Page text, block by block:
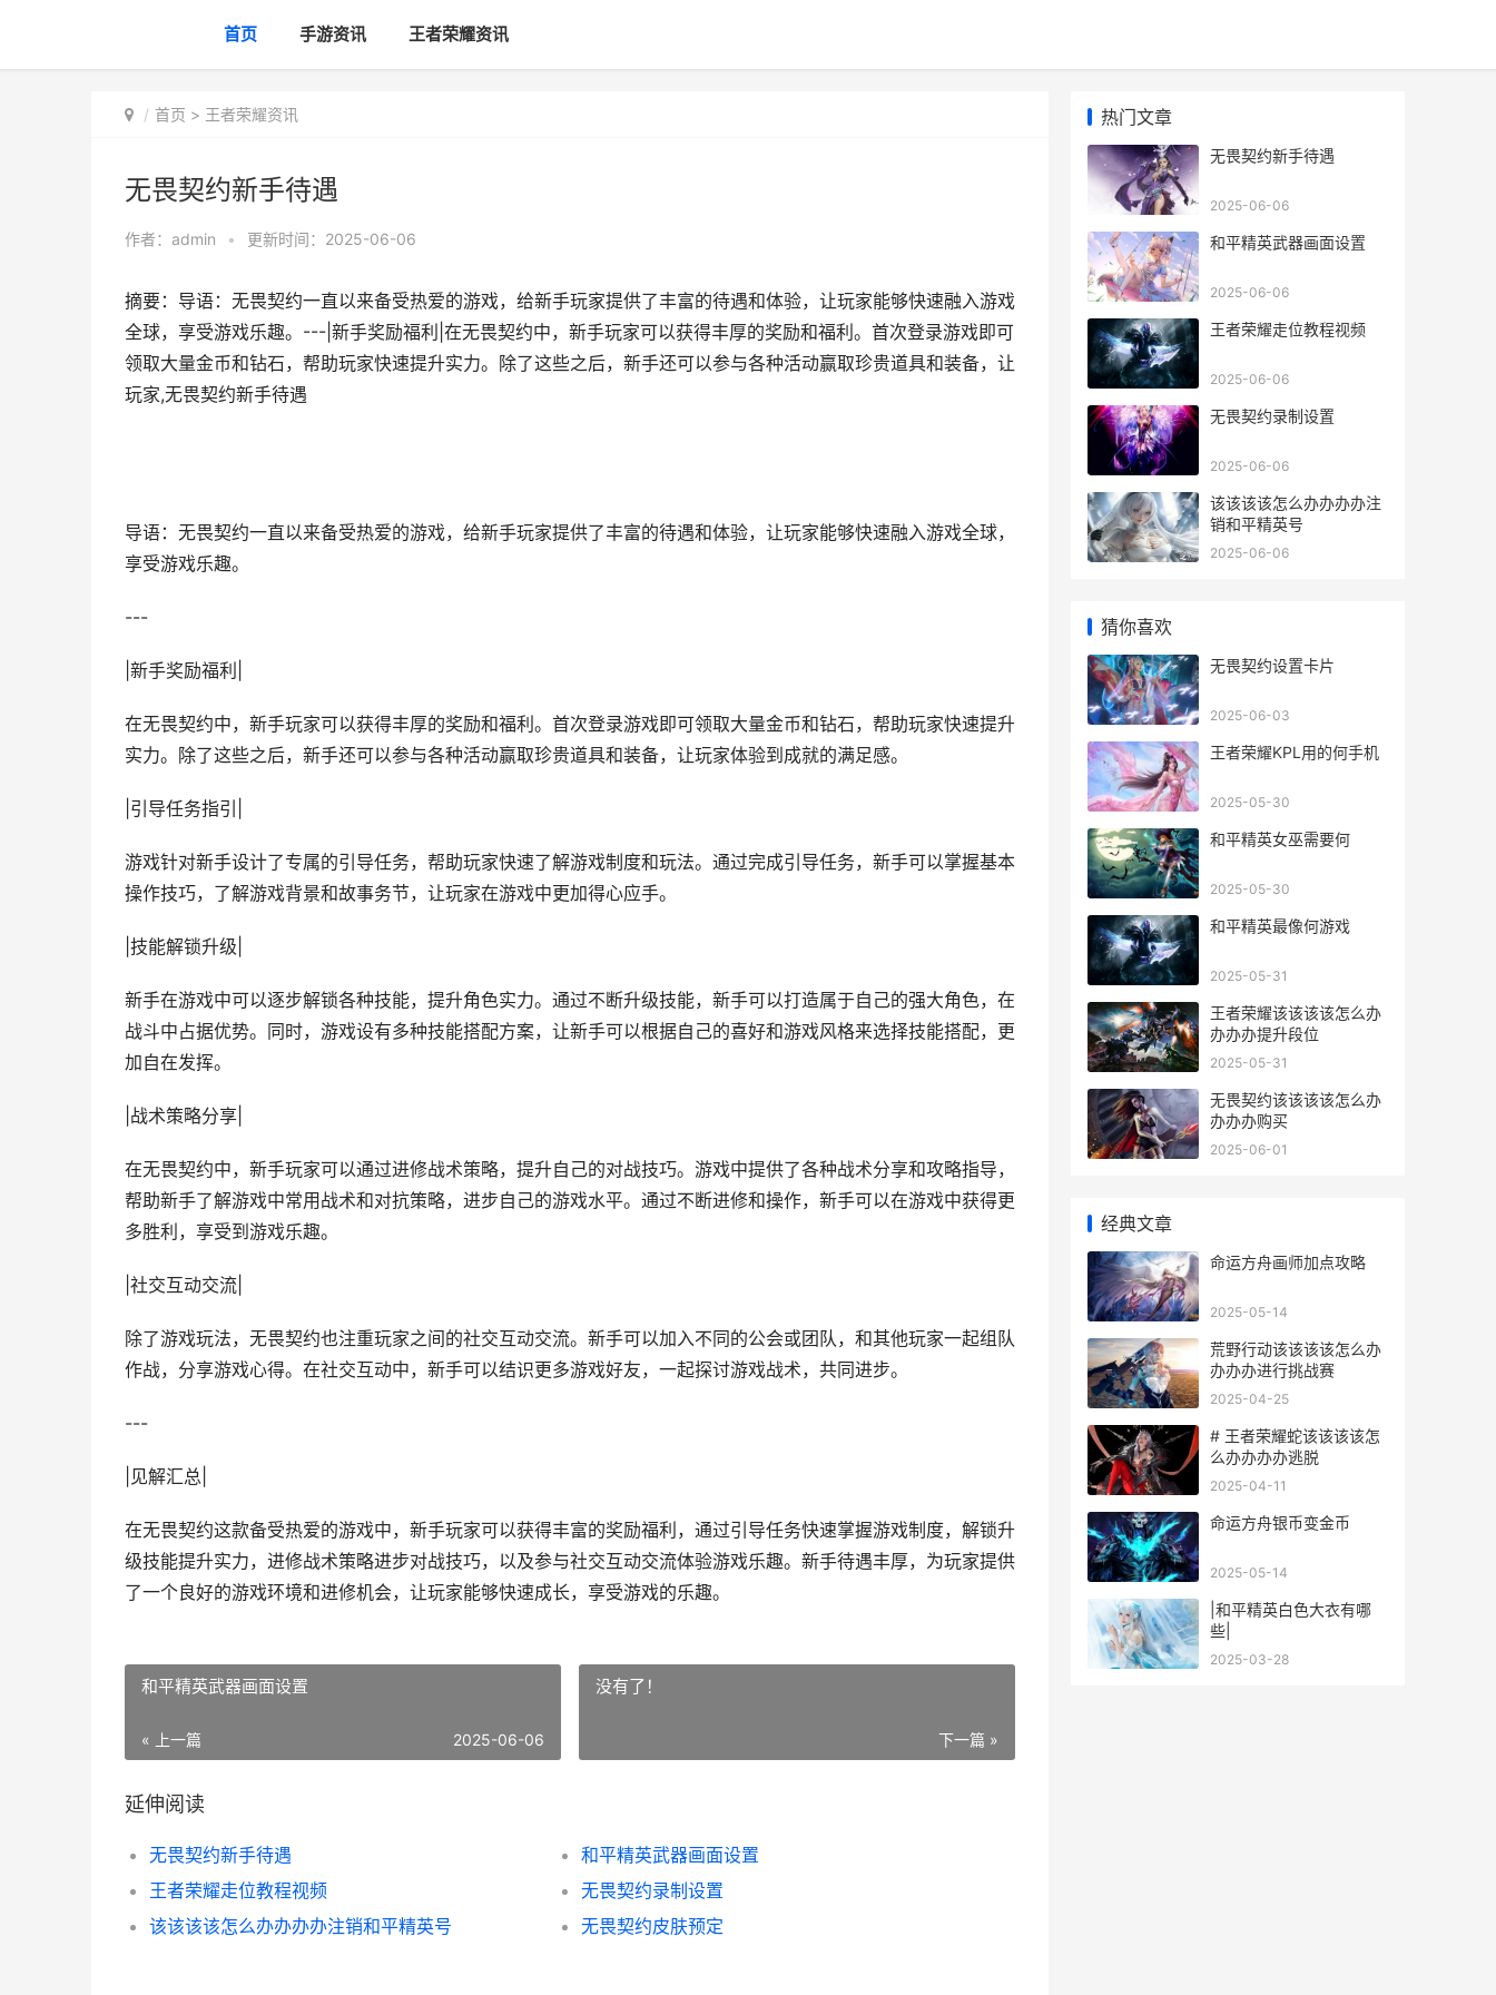
首页 手游资讯 王者荣耀资讯
首页 > 王者荣耀资讯
无畏契约新手待遇
作者： admin • 更新时间：2025-06-06
摘要：导语：无畏契约一直以来备受热爱的游戏，给新手玩家提供了丰富的待遇和体验，让玩家能够快速融入游戏
全球，享受游戏乐趣。---|新手奖励福利|在无畏契约中，新手玩家可以获得丰厚的奖励和福利。首次登录游戏即可
领取大量金币和钻石，帮助玩家快速提升实力。除了这些之后，新手还可以参与各种活动赢取珍贵道具和装备，让
玩家,无畏契约新手待遇
导语：无畏契约一直以来备受热爱的游戏，给新手玩家提供了丰富的待遇和体验，让玩家能够快速融入游戏全球，
享受游戏乐趣。
---
|新手奖励福利|
在无畏契约中，新手玩家可以获得丰厚的奖励和福利。首次登录游戏即可领取大量金币和钻石，帮助玩家快速提升
实力。除了这些之后，新手还可以参与各种活动赢取珍贵道具和装备，让玩家体验到成就的满足感。
|引导任务指引|
游戏针对新手设计了专属的引导任务，帮助玩家快速了解游戏制度和玩法。通过完成引导任务，新手可以掌握基本
操作技巧，了解游戏背景和故事务节，让玩家在游戏中更加得心应手。
|技能解锁升级|
新手在游戏中可以逐步解锁各种技能，提升角色实力。通过不断升级技能，新手可以打造属于自己的强大角色，在
战斗中占据优势。同时，游戏设有多种技能搭配方案，让新手可以根据自己的喜好和游戏风格来选择技能搭配，更
加自在发挥。
|战术策略分享|
在无畏契约中，新手玩家可以通过进修战术策略，提升自己的对战技巧。游戏中提供了各种战术分享和攻略指导，
帮助新手了解游戏中常用战术和对抗策略，进步自己的游戏水平。通过不断进修和操作，新手可以在游戏中获得更
多胜利，享受到游戏乐趣。
|社交互动交流|
除了游戏玩法，无畏契约也注重玩家之间的社交互动交流。新手可以加入不同的公会或团队，和其他玩家一起组队
作战，分享游戏心得。在社交互动中，新手可以结识更多游戏好友，一起探讨游戏战术，共同进步。
---
|见解汇总|
在无畏契约这款备受热爱的游戏中，新手玩家可以获得丰富的奖励福利，通过引导任务快速掌握游戏制度，解锁升
级技能提升实力，进修战术策略进步对战技巧，以及参与社交互动交流体验游戏乐趣。新手待遇丰厚，为玩家提供
了一个良好的游戏环境和进修机会，让玩家能够快速成长，享受游戏的乐趣。
和平精英武器画面设置
« 上一篇 2025-06-06
没有了！
下一篇 »
延伸阅读
无畏契约新手待遇
和平精英武器画面设置
王者荣耀走位教程视频
无畏契约录制设置
该该该该怎么办办办办注销和平精英号
无畏契约皮肤预定
热门文章
无畏契约新手待遇
2025-06-06
和平精英武器画面设置
2025-06-06
王者荣耀走位教程视频
2025-06-06
无畏契约录制设置
2025-06-06
该该该该怎么办办办办注
销和平精英号
2025-06-06
猜你喜欢
无畏契约设置卡片
2025-06-03
王者荣耀KPL用的何手机
2025-05-30
和平精英女巫需要何
2025-05-30
和平精英最像何游戏
2025-05-31
王者荣耀该该该该怎么办
办办办提升段位
2025-05-31
无畏契约该该该该怎么办
办办办购买
2025-06-01
经典文章
命运方舟画师加点攻略
2025-05-14
荒野行动该该该该怎么办
办办办进行挑战赛
2025-04-25
# 王者荣耀蛇该该该该怎
么办办办办逃脱
2025-04-11
命运方舟银币变金币
2025-05-14
|和平精英白色大衣有哪
些|
2025-03-28